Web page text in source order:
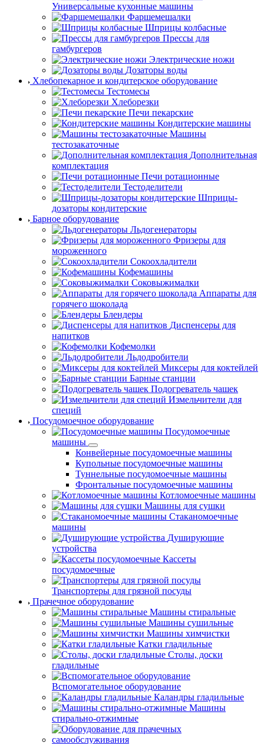
Универсальные кухонные машины
Фаршемешалки
Шприцы колбасные
Прессы для
гамбургеров
Электрические ножи
Дозаторы воды
Хлебопекарное и кондитерское оборудование
Тестомесы
Хлеборезки
Печи пекарские
Кондитерские машины
Машины
тестозакаточные
Дополнительная
комплектация
Печи ротационные
Тестоделители
Шприцы-
дозаторы кондитерские
Барное оборудование
Льдогенераторы
Фризеры для
мороженного
Сокоохладители
Кофемашины
Соковыжималки
Аппараты для
горячего шоколада
Блендеры
Диспенсеры для
напитков
Кофемолки
Льдодробители
Миксеры для коктейлей
Барные станции
Подогреватель чашек
Измельчители для
специй
Посудомоечное оборудование
Посудомоечные
машины
Конвейерные посудомоечные машины
Купольные посудомоечные машины
Туннельные посудомоечные машины
Фронтальные посудомоечные машины
Котломоечные машины
Машины для сушки
Стаканомоечные
машины
Душирующие
устройства
Кассеты
посудомоечные
Транспортеры для грязной посуды
Прачечное оборудование
Машины стиральные
Машины сушильные
Машины химчистки
Катки гладильные
Столы, доски
гладильные
Вспомогательное оборудование
Каландры гладильные
Машины
стирально-отжимные